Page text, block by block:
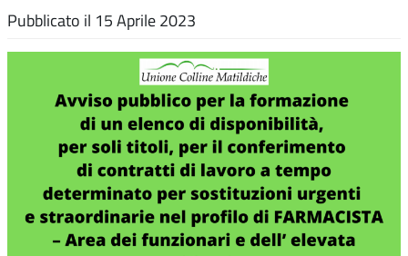
Pubblicato il 15 Aprile 2023